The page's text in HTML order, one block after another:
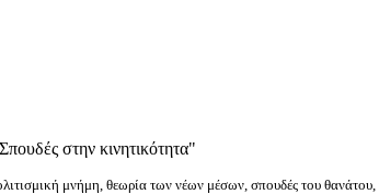
στην κινητικότητα"
μνήμη, θεωρία των νέων μέσων, σπουδές του